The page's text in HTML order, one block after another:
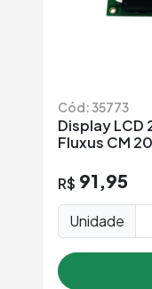
Cód: 35773
Display LCD
Fluxus CM
R$ 91,95
Unidade